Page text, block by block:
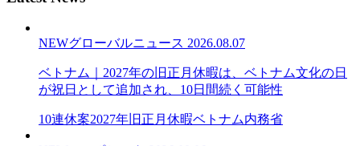
NEWグローバルニュース 2026.08.07
ベトナム｜2027年の旧正月休暇は、ベトナム文化の日
が祝日として追加され、10日間続く可能性
10連休案2027年旧正月休暇ベトナム内務省